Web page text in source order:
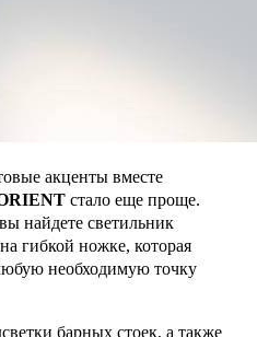
акценты вместе
стало еще проще.
найдете светильник
на гибкой ножке, которая
необходимую точку
барных стоек, а также